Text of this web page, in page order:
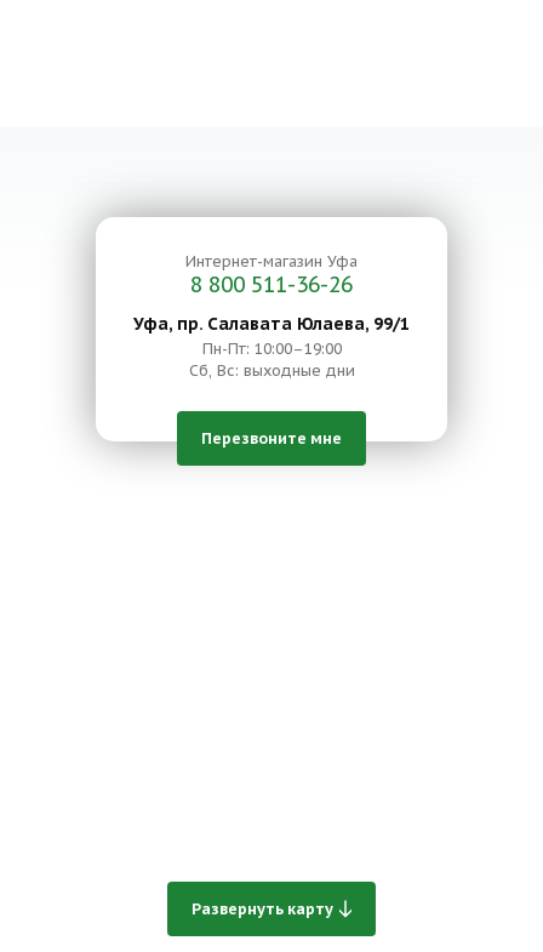
Интернет-магазин Уфа
8 800 511-36-26
Уфа, пр. Салавата Юлаева, 99/1
Пн-Пт: 10:00–19:00
Сб, Вс: выходные дни
Перезвоните мне
Развернуть карту